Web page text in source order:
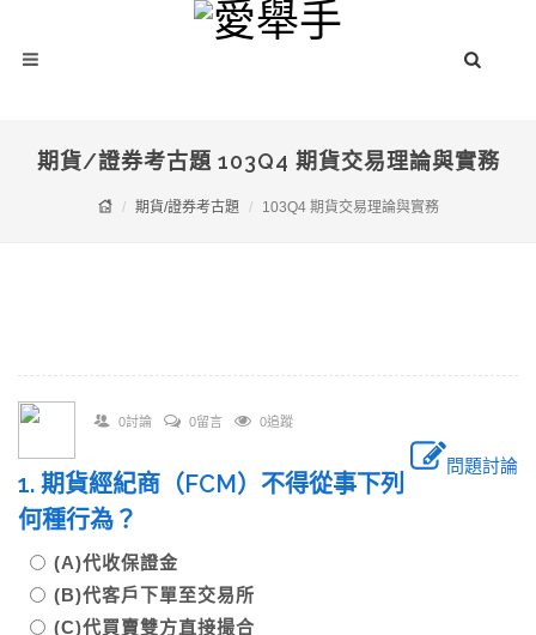
期貨/證券考古題 103Q4 期貨交易理論與實務
期貨/證券考古題 103Q4 期貨交易理論與實務
0討論 0留言 0追蹤
問題討論
1. 期貨經紀商（FCM）不得從事下列
何種行為？
(A)代收保證金
(B)代客戶下單至交易所
(C)代買賣雙方直接撮合